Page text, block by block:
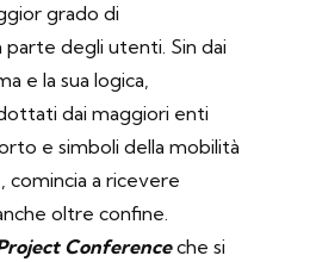
grado di
degli utenti. Sin dai
e la sua logica,
dai maggiori enti
e simboli della mobilità
comincia a ricevere
oltre confine.
Conferenceche si